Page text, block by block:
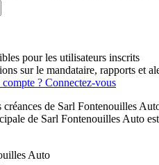
pour les utilisateurs inscrits
sur le mandataire, rapports et
? Connectez-vous
de Sarl Fontenouilles
de Sarl Fontenouilles Auto
Auto